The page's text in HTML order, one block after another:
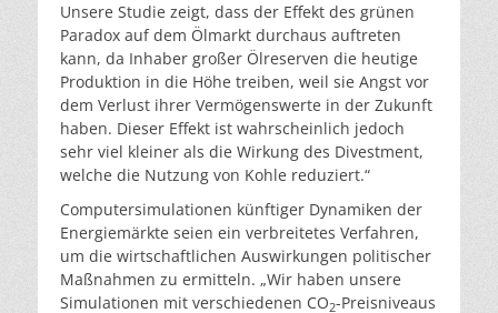
Unsere Studie zeigt, dass der Effekt des grünen
Paradox auf dem Ölmarkt durchaus auftreten
kann, da Inhaber großer Ölreserven die heutige
Produktion in die Höhe treiben, weil sie Angst vor
dem Verlust ihrer Vermögenswerte in der Zukunft
haben. Dieser Effekt ist wahrscheinlich jedoch
sehr viel kleiner als die Wirkung des Divestment,
welche die Nutzung von Kohle reduziert.“
Computersimulationen künftiger Dynamiken der
Energiemärkte seien ein verbreitetes Verfahren,
um die wirtschaftlichen Auswirkungen politischer
Maßnahmen zu ermitteln. „Wir haben unsere
Simulationen mit verschiedenen CO2-Preisniveaus